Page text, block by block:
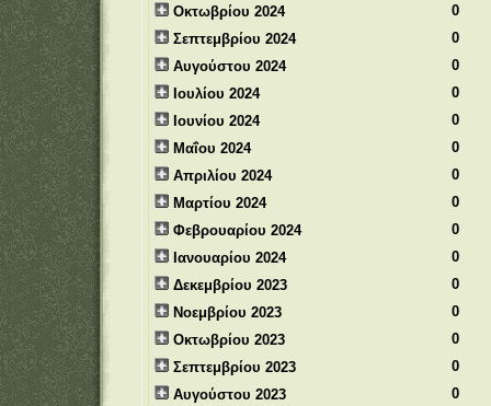
Οκτωβρίου 2024
0
Σεπτεμβρίου 2024
0
Αυγούστου 2024
0
Ιουλίου 2024
0
Ιουνίου 2024
0
Μαΐου 2024
0
Απριλίου 2024
0
Μαρτίου 2024
0
Φεβρουαρίου 2024
0
Ιανουαρίου 2024
0
Δεκεμβρίου 2023
0
Νοεμβρίου 2023
0
Οκτωβρίου 2023
0
Σεπτεμβρίου 2023
0
Αυγούστου 2023
0